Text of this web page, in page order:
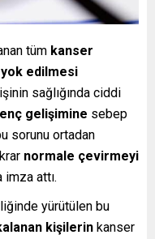
tüm kanser
yok edilmesi
sağlığında ciddi
gelişimine sebep
sorunu ortadan
normale çevirmeyi
attı.
yürütülen bu
kişilerin kanser